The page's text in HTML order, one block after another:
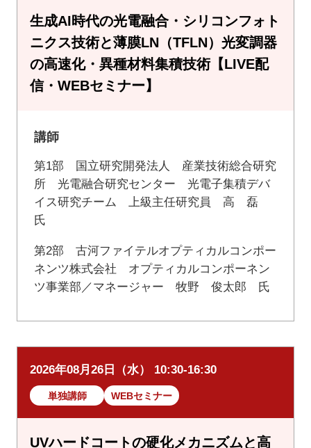
生成AI時代の光電融合・シリコンフォト
ニクス技術と薄膜LN（TFLN）光変調器
の高速化・異種材料集積技術【LIVE配
信・WEBセミナー】
講師
第1部 国立研究開発法人 産業技術総合研究
所 光電融合研究センター 光電子集積デバ
イス研究チーム 上級主任研究員 高 磊
氏
第2部 古河ファイテルオプティカルコンポー
ネンツ株式会社 オプティカルコンポーネン
ツ事業部／マネージャー 牧野 俊太郎 氏
2026年08月26日（水） 10:30-16:30
単独講師 WEBセミナー
UVハードコートの硬化メカニズムと高